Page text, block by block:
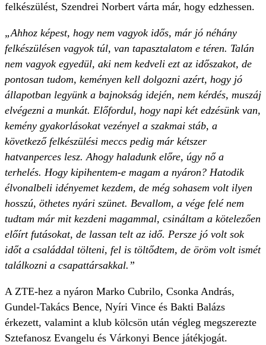
felkészülést, Szendrei Norbert várta már, hogy edzhessen.
„Ahhoz képest, hogy nem vagyok idős, már jó néhány
felkészülésen vagyok túl, van tapasztalatom e téren. Talán
nem vagyok egyedül, aki nem kedveli ezt az időszakot, de
pontosan tudom, keményen kell dolgozni azért, hogy jó
állapotban legyünk a bajnokság idején, nem kérdés, muszáj
elvégezni a munkát. Előfordul, hogy napi két edzésünk van,
kemény gyakorlásokat vezényel a szakmai stáb, a
következő felkészülési meccs pedig már kétszer
hatvanperces lesz. Ahogy haladunk előre, úgy nő a
terhelés. Hogy kipihentem-e magam a nyáron? Hatodik
élvonalbeli idényemet kezdem, de még sohasem volt ilyen
hosszú, öthetes nyári szünet. Bevallom, a vége felé nem
tudtam már mit kezdeni magammal, csináltam a kötelezően
előírt futásokat, de lassan telt az idő. Persze jó volt sok
időt a családdal tölteni, fel is töltődtem, de öröm volt ismét
találkozni a csapattársakkal.”
A ZTE-hez a nyáron Marko Cubrilo, Csonka András,
Gundel-Takács Bence, Nyíri Vince és Bakti Balázs
érkezett, valamint a klub kölcsön után végleg megszerezte
Sztefanosz Evangelu és Várkonyi Bence játékjogát.